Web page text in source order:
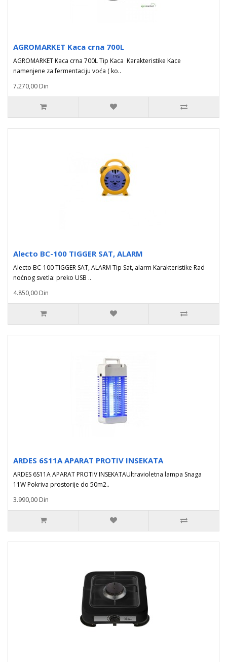
AGROMARKET Kaca crna 700L
AGROMARKET Kaca crna 700L Tip Kaca Karakteristike Kace
namenjene za fermentaciju voća ( ko..
7.270,00 Din
Alecto BC-100 TIGGER SAT, ALARM
Alecto BC-100 TIGGER SAT, ALARM Tip Sat, alarm Karakteristike Rad
noćnog svetla: preko USB ..
4.850,00 Din
ARDES 6S11A APARAT PROTIV INSEKATA
ARDES 6S11A APARAT PROTIV INSEKATAUltravioletna lampa Snaga
11W Pokriva prostorije do 50m2..
3.990,00 Din